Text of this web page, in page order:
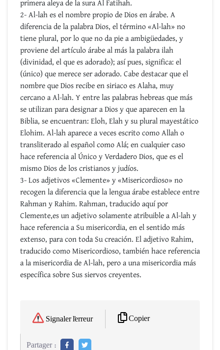
primera aleya de la sura Al Fatihah.
2- Al-lah es el nombre propio de Dios en árabe. A
diferencia de la palabra Dios, el término «Al-lah» no
tiene plural, por lo que no da pie a ambigüedades, y
proviene del artículo árabe al más la palabra ilah
(divinidad, el que es adorado); así pues, significa: el
(único) que merece ser adorado. Cabe destacar que el
nombre que Dios recibe en siriaco es Alaha, muy
cercano a Al-lah. Y entre las palabras hebreas que más
se utilizan para designar a Dios y que aparecen en la
Biblia, se encuentran: Eloh, Elah y su plural mayestático
Elohim. Al-lah aparece a veces escrito como Allah o
transliterado al español como Alá; en cualquier caso
hace referencia al Único y Verdadero Dios, que es el
mismo Dios de los cristianos y judíos.
3- Los adjetivos «Clemente» y «Misericordioso» no
recogen la diferencia que la lengua árabe establece entre
Rahman y Rahim. Rahman, traducido aquí por
Clemente,es un adjetivo solamente atribuible a Al-lah y
hace referencia a Su misericordia, en el sentido más
extenso, para con toda Su creación. El adjetivo Rahim,
traducido como Misericordioso, también hace referencia
a la misericordia de Al-lah, pero a una misericordia más
específica sobre Sus siervos creyentes.
Signaler l'erreur Copier
Partager :